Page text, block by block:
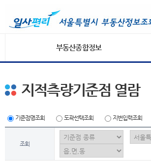
부동산종합정보
지적측량기준점 열람
기준점명조회 도곽선택조회 지번입력조회
조회